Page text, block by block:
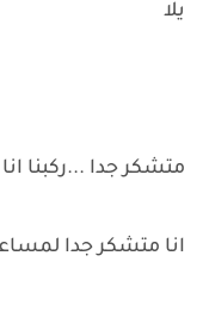
يلا
متشكر جدا ...ركبنا
انا متشكر جدا